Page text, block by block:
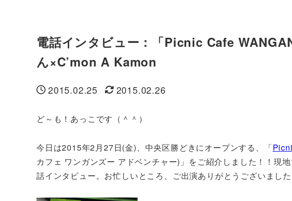
電話インタビュー：「Picnic Cafe
ん×C’mon A Kamon
投稿日
2015.02.25
更新日
2015.02.26
ど～も！あっこです（＾＾）
今日は2015年2月27日(金)、中央区勝どきにオープンする、「
カフェ ワンガンズー アドベンチャー)」をご紹介しました！！現
話インタビュー。お忙しいところ、ご出演ありがとうございました